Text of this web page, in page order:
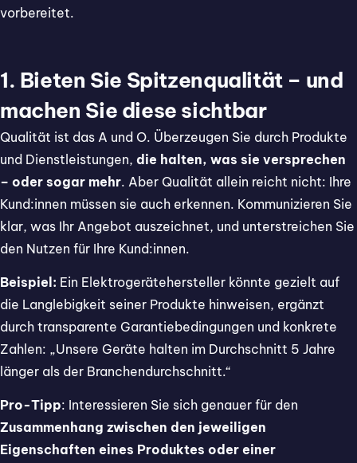
vorbereitet.
1. Bieten Sie Spitzenqualität – und
machen Sie diese sichtbar
Qualität ist das A und O. Überzeugen Sie durch Produkte
und Dienstleistungen, die halten, was sie versprechen
– oder sogar mehr. Aber Qualität allein reicht nicht: Ihre
Kund:innen müssen sie auch erkennen. Kommunizieren Sie
klar, was Ihr Angebot auszeichnet, und unterstreichen Sie
den Nutzen für Ihre Kund:innen.
Beispiel: Ein Elektrogerätehersteller könnte gezielt auf
die Langlebigkeit seiner Produkte hinweisen, ergänzt
durch transparente Garantiebedingungen und konkrete
Zahlen: „Unsere Geräte halten im Durchschnitt 5 Jahre
länger als der Branchendurchschnitt.“
Pro-Tipp: Interessieren Sie sich genauer für den
Zusammenhang zwischen den jeweiligen
Eigenschaften eines Produktes oder einer